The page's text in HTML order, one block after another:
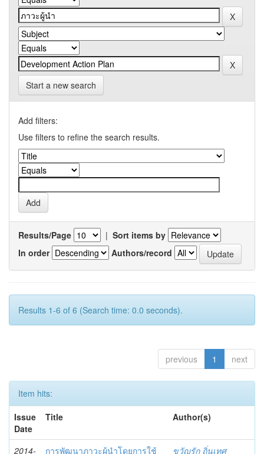
Start a new search
Add filters:
Use filters to refine the search results.
Results/Page | Sort items by
In order
Authors/record
Results 1-6 of 6 (Search time: 0.0 seconds).
previous 1 next
Item hits:
Issue
Date
Title Author(s)
2014-
การพัฒนาภาวะผู้นำโดยการใช้
ขวัญรัก ถิ่นเทศ